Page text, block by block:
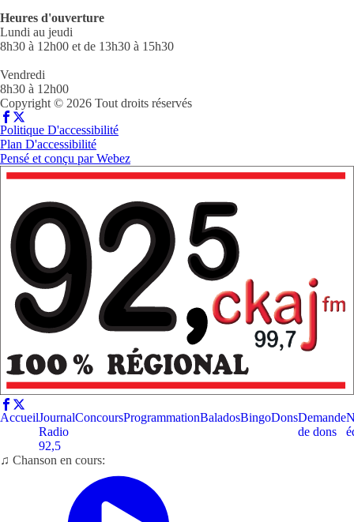
Heures d'ouverture
Lundi au jeudi
8h30 à 12h00 et de 13h30 à 15h30
Vendredi
8h30 à 12h00
Copyright © 2026 Tout droits réservés
Politique D'accessibilité
Plan D'accessibilité
Pensé et conçu parWebez
AccueilJournal
Radio
92,5
ConcoursProgrammationBaladosBingoDonsDemande
de dons
♫ Chanson en cours: